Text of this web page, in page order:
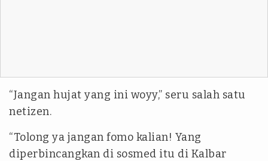
“Jangan hujat yang ini woyy,” seru salah satu
netizen.
“Tolong ya jangan fomo kalian! Yang
diperbincangkan di sosmed itu di Kalbar